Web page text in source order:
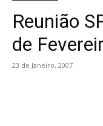
Reunião
de
23 de Janeiro, 2007